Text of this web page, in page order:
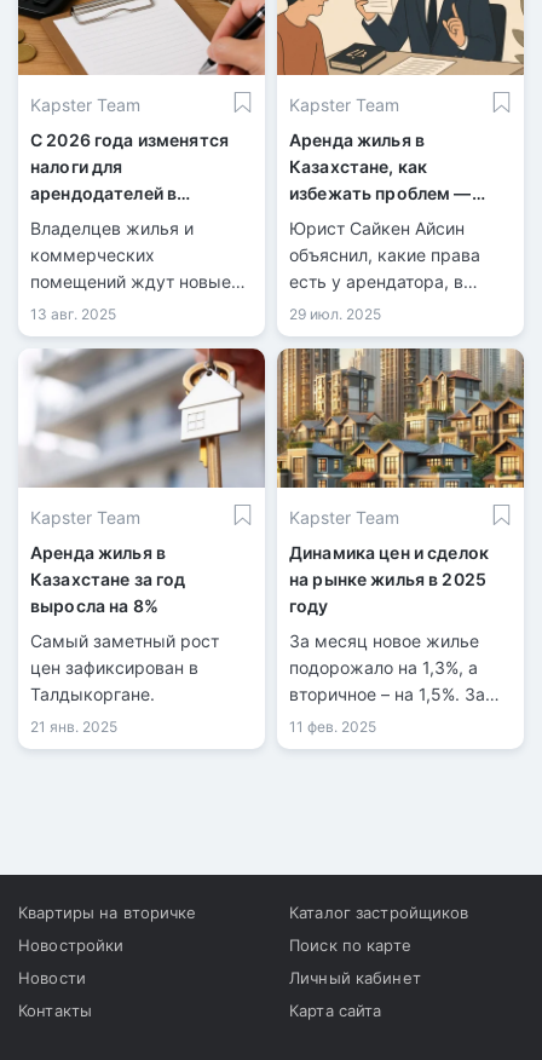
Kapster Team
С 2026 года изменятся
налоги для
арендодателей в
Казахстане
Владелцев жилья и
коммерческих
помещений ждут новые
налоговые режимы,
прогрессивная шкала
налога на имущество и
усиленный контроль.
Эксперты предупреждают
о росте арендных ставок
и советуют готовиться к
изменениям уже сейчас.
13 авг. 2025
Kapster Team
Аренда жилья в
Казахстане, как
избежать проблем —
поясняет юрист
Юрист Сайкен Айсин
объяснил, какие права
есть у арендатора, в
каких случаях хозяин
может войти в квартиру, и
кто несёт
ответственность за ущерб
при потопе.
29 июл. 2025
Kapster Team
Аренда жилья в
Казахстане за год
выросла на 8%
Самый заметный рост
цен зафиксирован в
Талдыкоргане.
21 янв. 2025
Kapster Team
Динамика цен и сделок
на рынке жилья в 2025
году
За месяц новое жилье
подорожало на 1,3%, а
вторичное – на 1,5%. За
год цены на квадратные
метры выросли на 4,1% и
11 фев. 2025
Квартиры на вторичке
Новостройки
Новости
Контакты
Каталог застройщиков
Поиск по карте
Личный кабинет
Карта сайта